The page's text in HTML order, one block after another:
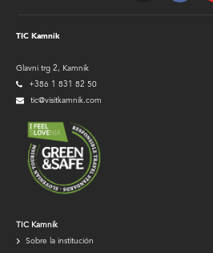
TIC Kamnik
Glavni trg 2, Kamnik
+386 1 831 82 50
tic@visitkamnik.com
TIC
navigation
TIC Kamnik
Sobre la institución